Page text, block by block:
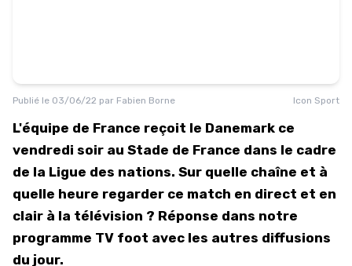
Publié le 03/06/22 par Fabien Borne Icon Sport
L'équipe de France reçoit le Danemark ce
vendredi soir au Stade de France dans le cadre
de la Ligue des nations. Sur quelle chaîne et à
quelle heure regarder ce match en direct et en
clair à la télévision ? Réponse dans notre
programme TV foot avec les autres diffusions
du jour.